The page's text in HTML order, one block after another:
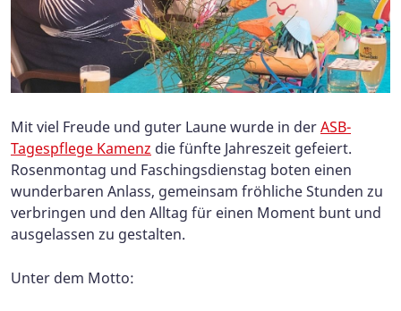
Mit viel Freude und guter Laune wurde in derASB-
Tagespflege Kamenz die fünfte Jahreszeit gefeiert.
Rosenmontag und Faschingsdienstag boten einen
wunderbaren Anlass, gemeinsam fröhliche Stunden zu
verbringen und den Alltag für einen Moment bunt und
ausgelassen zu gestalten.
Unter dem Motto: